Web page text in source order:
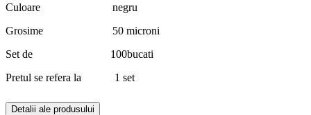
Culoare negru
Grosime 50 microni
Set de 100bucati
Pretul se refera la 1 set
Detalii ale produsului